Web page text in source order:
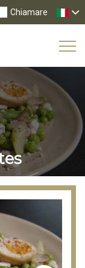
Chiamare